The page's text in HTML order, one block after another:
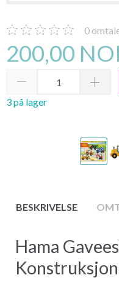
0
200,00
3 på lager
BESKRIVELSE
Hama